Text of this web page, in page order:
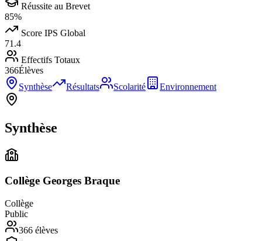
Réussite au Brevet
85%
Score IPS Global
71.4
Effectifs Totaux
366Élèves
Synthèse
Résultats Scolarité Environnement
Synthèse
Collège Georges Braque
Collège
Public
366 élèves